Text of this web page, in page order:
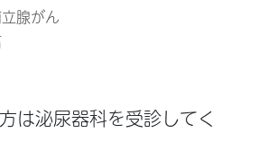
腺がん
は泌尿器科を受診してく